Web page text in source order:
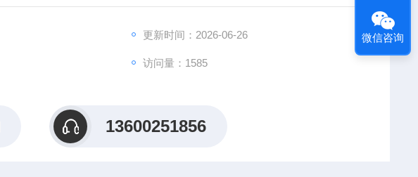
更新时间：2026-06-26
访问量：1585
13600251856
微信咨询